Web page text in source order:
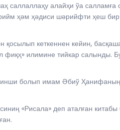
алайҳи ўа салламға
ҳәм ҳәдиси шәрийфти ҳеш
кеткеннен кейин,
илимине тийкар салынды.
болып имам Әбиў
«Рисала» деп аталған